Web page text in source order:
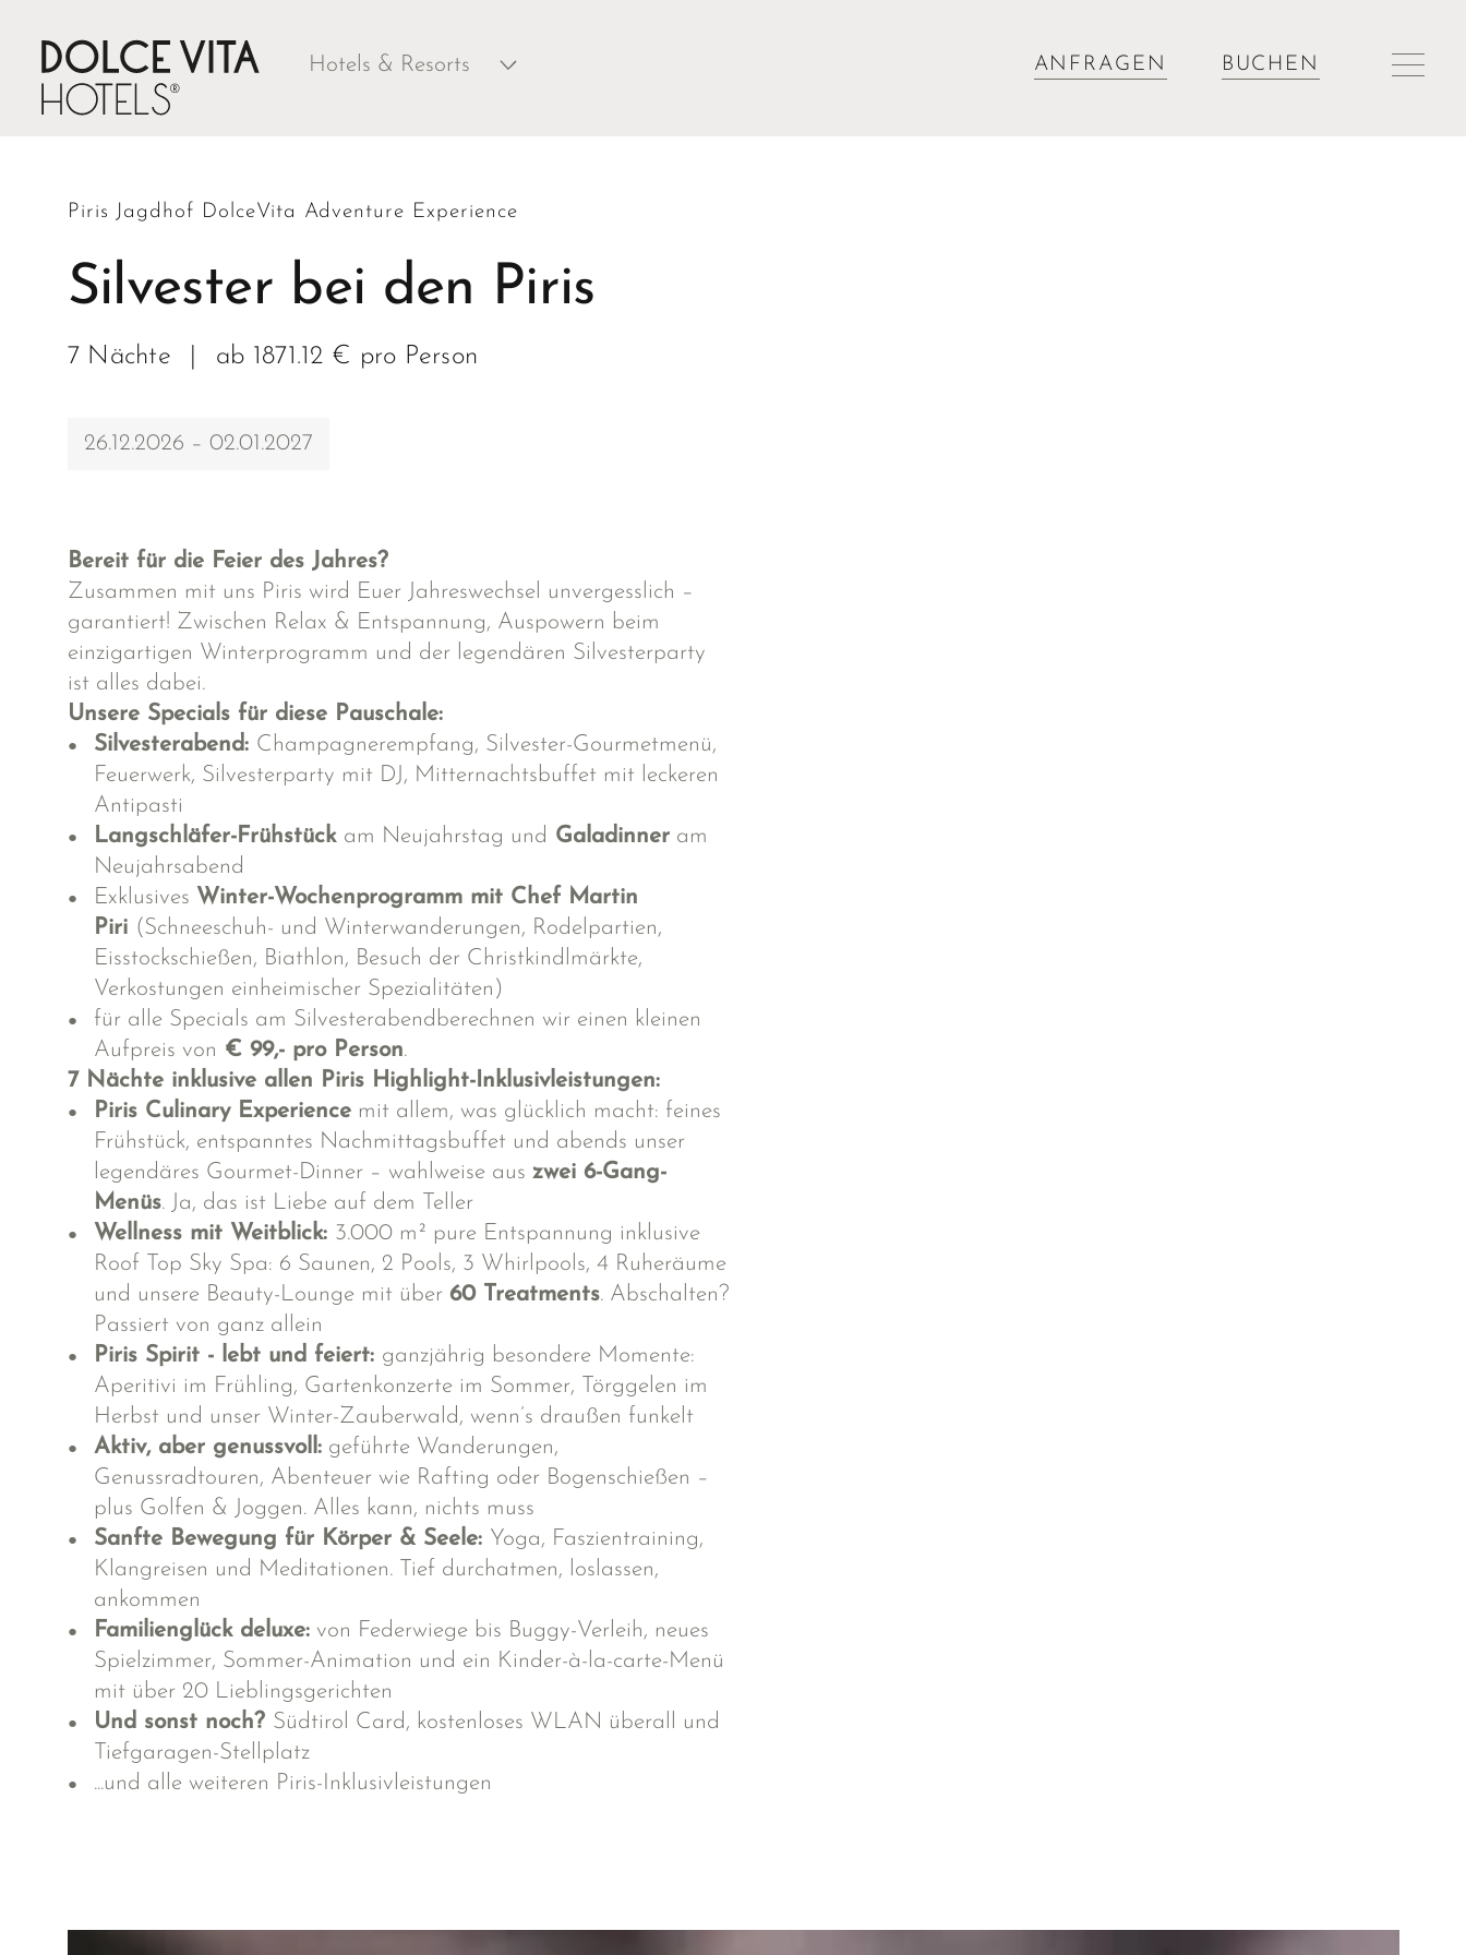
Hotels & Resorts ANFRAGEN BUCHEN
Piris Jagdhof DolceVita Adventure Experience
Silvester bei den Piris
7 Nächte ab 1871.12 € pro Person
26.12.2026 – 02.01.2027
Bereit für die Feier des Jahres?
Zusammen mit uns Piris wird Euer Jahreswechsel unvergesslich –
garantiert! Zwischen Relax & Entspannung, Auspowern beim
einzigartigen Winterprogramm und der legendären Silvesterparty
ist alles dabei.
Unsere Specials für diese Pauschale:
Silvesterabend: Champagnerempfang, Silvester-Gourmetmenü,
Feuerwerk, Silvesterparty mit DJ, Mitternachtsbuffet mit leckeren
Antipasti
Langschläfer-Frühstück am Neujahrstag und Galadinner am
Neujahrsabend
Exklusives Winter-Wochenprogramm mit Chef Martin
Piri (Schneeschuh- und Winterwanderungen, Rodelpartien,
Eisstockschießen, Biathlon, Besuch der Christkindlmärkte,
Verkostungen einheimischer Spezialitäten)
für alle Specials am Silvesterabendberechnen wir einen kleinen
Aufpreis von € 99,- pro Person.
7 Nächte inklusive allen Piris Highlight-Inklusivleistungen:
Piris Culinary Experiencemit allem, was glücklich macht: feines
Frühstück, entspanntes Nachmittagsbuffet und abends unser
legendäres Gourmet-Dinner – wahlweise aus zwei 6-Gang-
Menüs. Ja, das ist Liebe auf dem Teller
Wellness mit Weitblick: 3.000 m² pure Entspannung inklusive
Roof Top Sky Spa: 6 Saunen, 2 Pools, 3 Whirlpools, 4 Ruheräume
und unsere Beauty-Lounge mit über 60 Treatments. Abschalten?
Passiert von ganz allein
Piris Spirit - lebt und feiert: ganzjährig besondere Momente:
Aperitivi im Frühling, Gartenkonzerte im Sommer, Törggelen im
Herbst und unser Winter-Zauberwald, wenn’s draußen funkelt
Aktiv, aber genussvoll:geführte Wanderungen,
Genussradtouren, Abenteuer wie Rafting oder Bogenschießen –
plus Golfen & Joggen. Alles kann, nichts muss
Sanfte Bewegung für Körper & Seele: Yoga, Faszientraining,
Klangreisen und Meditationen. Tief durchatmen, loslassen,
ankommen
Familienglück deluxe:von Federwiege bis Buggy-Verleih, neues
Spielzimmer, Sommer-Animation und ein Kinder-à-la-carte-Menü
mit über 20 Lieblingsgerichten
Und sonst noch? Südtirol Card, kostenloses WLAN überall und
Tiefgaragen-Stellplatz
...und alleweiteren Piris-Inklusivleistungen